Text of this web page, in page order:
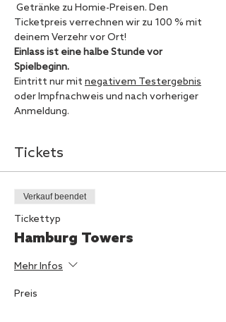
Getränke zu Homie-Preisen. Den
Ticketpreis verrechnen wir zu 100 % mit
deinem Verzehr vor Ort!
Einlass ist eine halbe Stunde vor
Spielbeginn.
Eintritt nur mit negativem Testergebnis
oder Impfnachweis und nach vorheriger
Anmeldung.
Tickets
Verkauf beendet
Tickettyp
Hamburg Towers
Mehr Infos
Preis